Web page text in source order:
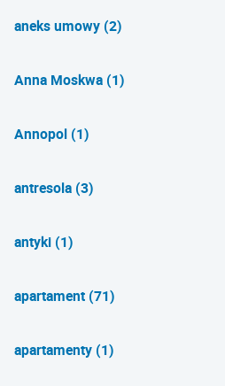
aneks umowy (2)
Anna Moskwa (1)
Annopol (1)
antresola (3)
antyki (1)
apartament (71)
apartamenty (1)